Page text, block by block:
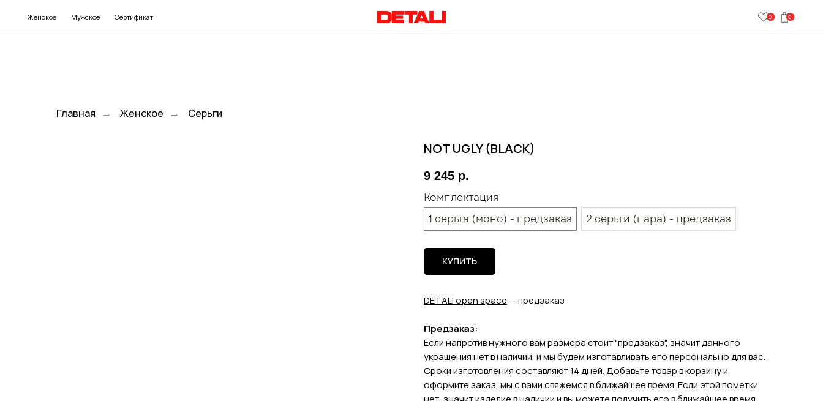
Женское Мужское Сертификат
Главная → Женское → Серьги
NOT UGLY (BLACK)
9 245 р.
Комплектация
1 серьга (моно) - предзаказ
2 серьги (пара) - предзаказ
КУПИТЬ
DETALI open space — предзаказ
Предзаказ:
Если напротив нужного вам размера стоит "предзаказ", значит данного
украшения нет в наличии, и мы будем изготавливать его персонально для вас.
Сроки изготовления составляют 14 дней. Добавьте товар в корзину и
оформите заказ, мы с вами свяжемся в ближайшее время. Если этой пометки